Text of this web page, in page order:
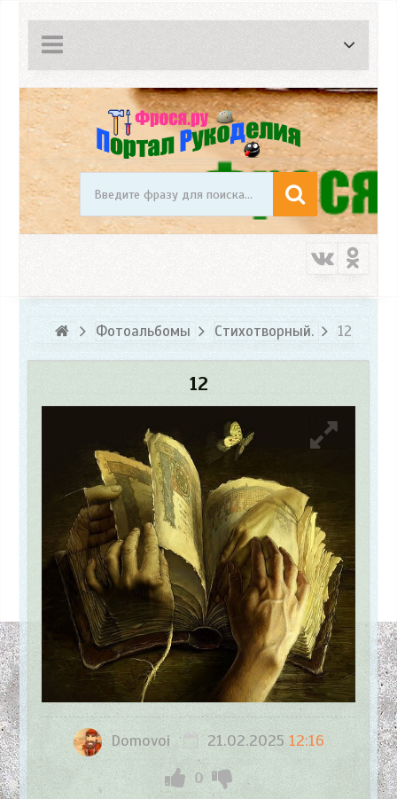
Фотоальбомы Стихотворный. 12
12
Domovoi 21.02.2025 12:16
0